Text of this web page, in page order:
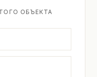
ОБЪЕКТА